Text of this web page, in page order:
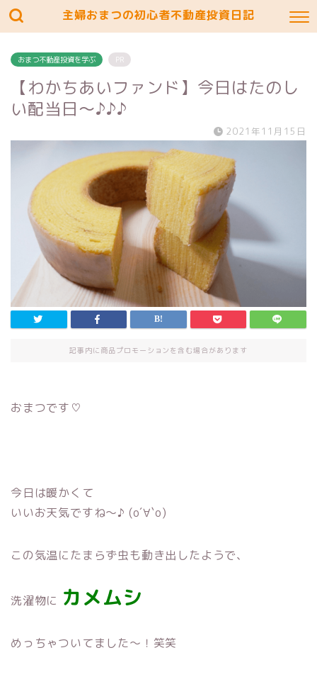
主婦おまつの初心者不動産投資日記
おまつ不動産投資を学ぶ PR
【わかちあいファンド】今日はたのし
い配当日〜♪♪♪
2021年11月15日
記事内に商品プロモーションを含む場合があります
おまつです♡
今日は暖かくて
いいお天気ですね〜♪ (о´∀`о)
この気温にたまらず虫も動き出したようで、
洗濯物に カメムシ
めっちゃついてました〜！笑笑